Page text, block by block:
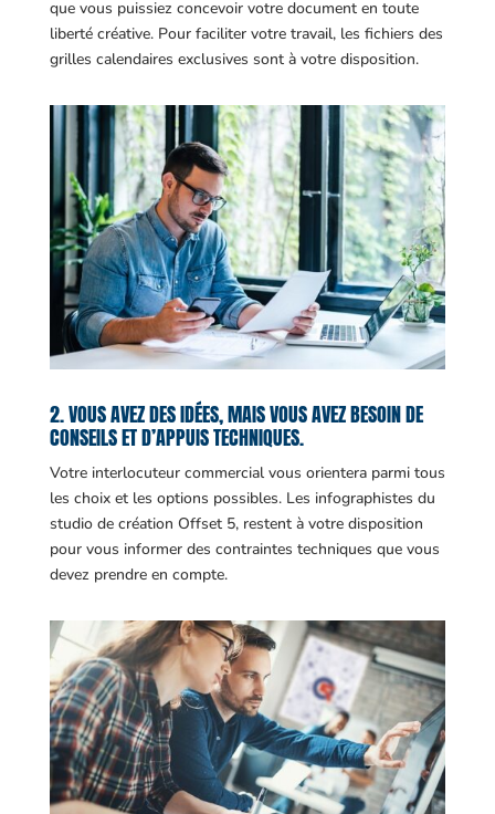
que vous puissiez concevoir votre document en toute
liberté créative. Pour faciliter votre travail, les fichiers des
grilles calendaires exclusives sont à votre disposition.
2. VOUS AVEZ DES IDÉES, MAIS VOUS AVEZ BESOIN DE
CONSEILS ET D’APPUIS TECHNIQUES.
Votre interlocuteur commercial vous orientera parmi tous
les choix et les options possibles. Les infographistes du
studio de création Offset 5, restent à votre disposition
pour vous informer des contraintes techniques que vous
devez prendre en compte.